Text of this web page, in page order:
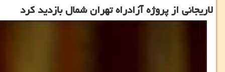
لاریجانی از پروژه آزادراه تهران شمال بازدید كرد